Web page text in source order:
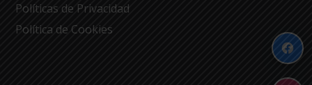
Políticas de Privacidad
Política de Cookies